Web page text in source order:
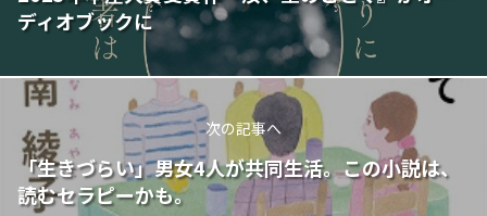
ディオブックに
次の記事へ
「生きづらい」男女4人が共同生活。この小説は、
読むセラピーかも。